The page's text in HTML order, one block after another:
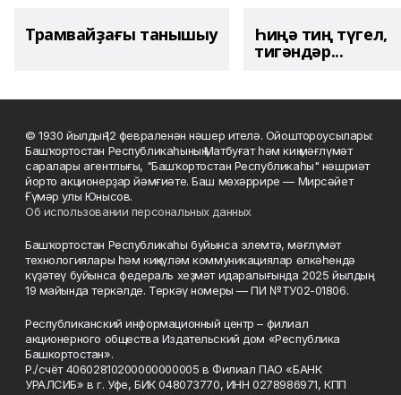
Трамвайҙағы танышыу Һиңә тиң түгел,
тигәндәр...
© 1930 йылдың 12 февраленән нәшер ителә. Ойоштороусылары:
Башҡортостан Республикаһының Матбуғат һәм киң мәғлүмәт
саралары агентлығы, "Башҡортостан Республикаһы" нәшриәт
йорто акционерҙар йәмғиәте. Баш мөхәррире — Мирсәйет
Ғүмәр улы Юнысов.
Об использовании персональных данных
Башҡортостан Республикаһы буйынса элемтә, мәғлүмәт
технологиялары һәм киңкүләм коммуникациялар өлкәһендә
күҙәтеү буйынса федераль хеҙмәт идаралығында 2025 йылдың
19 майында теркәлде. Теркәү номеры — ПИ №ТУ02-01806.
Республиканский информационный центр – филиал
акционерного общества Издательский дом «Республика
Башкортостан».
Р./счёт 40602810200000000005 в Филиал ПАО «БАНК
УРАЛСИБ» в г. Уфе, БИК 048073770, ИНН 0278986971, КПП